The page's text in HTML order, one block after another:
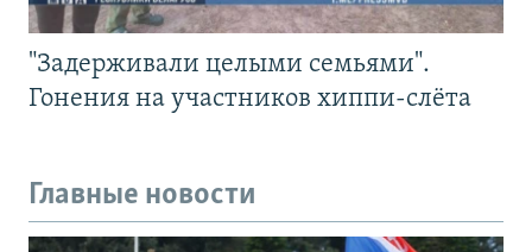
"Задерживали целыми семьями".
Гонения на участников хиппи-слёта
Главные новости